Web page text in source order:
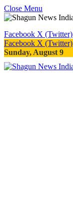
Close Menu
Facebook X (Twitter)
Facebook X (Twitter)
Sunday, August 9